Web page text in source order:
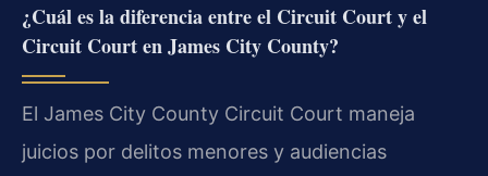
¿Cuál es la diferencia entre el Circuit Court y el
Circuit Court en James City County?
El James City County Circuit Court maneja
juicios por delitos menores y audiencias